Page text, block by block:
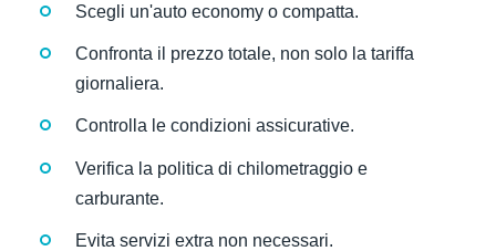
Scegli un'auto economy o compatta.
Confronta il prezzo totale, non solo la tariffa
giornaliera.
Controlla le condizioni assicurative.
Verifica la politica di chilometraggio e
carburante.
Evita servizi extra non necessari.